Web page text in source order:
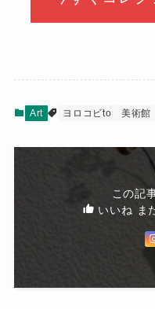
Art ヨロコビto 美術館
この記
いいね ま